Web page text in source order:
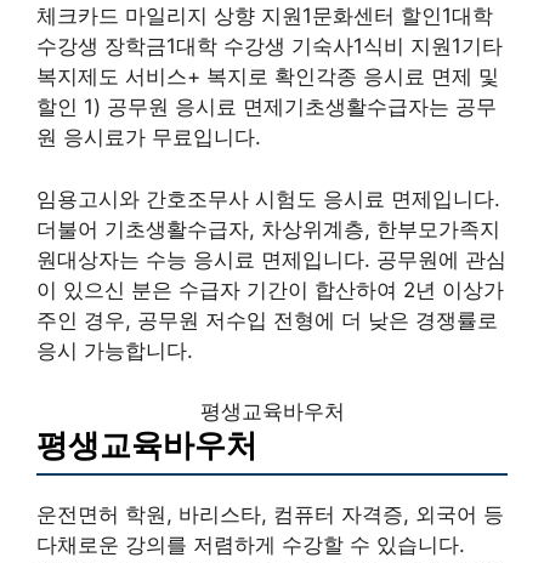
체크카드 마일리지 상향 지원1문화센터 할인1대학
수강생 장학금1대학 수강생 기숙사1식비 지원1기타
복지제도 서비스+ 복지로 확인각종 응시료 면제 및
할인 1) 공무원 응시료 면제기초생활수급자는 공무
원 응시료가 무료입니다.
임용고시와 간호조무사 시험도 응시료 면제입니다.
더불어 기초생활수급자, 차상위계층, 한부모가족지
원대상자는 수능 응시료 면제입니다. 공무원에 관심
이 있으신 분은 수급자 기간이 합산하여 2년 이상가
주인 경우, 공무원 저수입 전형에 더 낮은 경쟁률로
응시 가능합니다.
평생교육바우처
평생교육바우처
운전면허 학원, 바리스타, 컴퓨터 자격증, 외국어 등
다채로운 강의를 저렴하게 수강할 수 있습니다.